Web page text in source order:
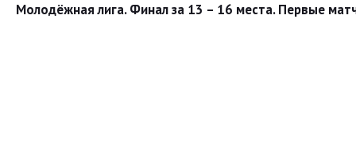
Молодёжная лига. Финал за 13 – 16 места. Первые